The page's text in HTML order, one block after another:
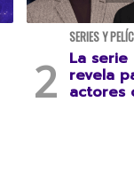
SERIES Y
La
revela
actores